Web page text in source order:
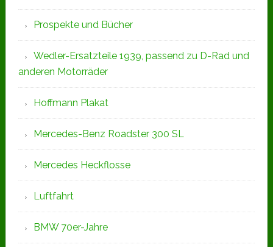
Prospekte und Bücher
Wedler-Ersatzteile 1939, passend zu D-Rad und
anderen Motorräder
Hoffmann Plakat
Mercedes-Benz Roadster 300 SL
Mercedes Heckflosse
Luftfahrt
BMW 70er-Jahre